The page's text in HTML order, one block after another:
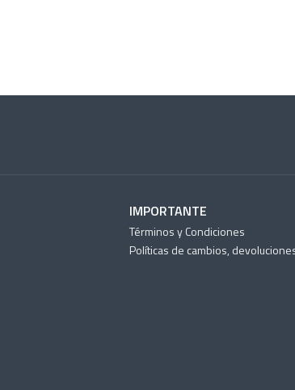
IMPORTANTE
Términos y Condiciones
Políticas de cambios,